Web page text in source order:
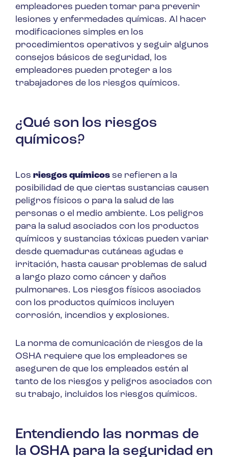
empleadores pueden tomar para prevenir
lesiones y enfermedades químicas. Al hacer
modificaciones simples en los
procedimientos operativos y seguir algunos
consejos básicos de seguridad, los
empleadores pueden proteger a los
trabajadores de los riesgos químicos.
¿Qué son los riesgos
químicos?
Los riesgos químicos se refieren a la
posibilidad de que ciertas sustancias causen
peligros físicos o para la salud de las
personas o el medio ambiente. Los peligros
para la salud asociados con los productos
químicos y sustancias tóxicas pueden variar
desde quemaduras cutáneas agudas e
irritación, hasta causar problemas de salud
a largo plazo como cáncer y daños
pulmonares. Los riesgos físicos asociados
con los productos químicos incluyen
corrosión, incendios y explosiones.
La norma de comunicación de riesgos de la
OSHA requiere que los empleadores se
aseguren de que los empleados estén al
tanto de los riesgos y peligros asociados con
su trabajo, incluidos los riesgos químicos.
Entendiendo las normas de
la OSHA para la seguridad en